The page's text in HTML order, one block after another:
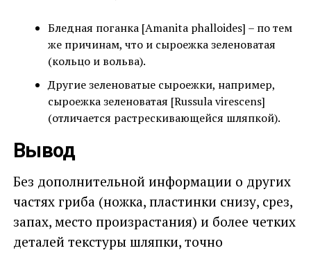
Бледная поганка [Amanita phalloides] – по тем
же причинам, что и сыроежка зеленоватая
(кольцо и вольва).
Другие зеленоватые сыроежки, например,
сыроежка зеленоватая [Russula virescens]
(отличается растрескивающейся шляпкой).
Вывод
Без дополнительной информации о других
частях гриба (ножка, пластинки снизу, срез,
запах, место произрастания) и более четких
деталей текстуры шляпки, точно